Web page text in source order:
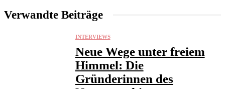
Verwandte Beiträge
INTERVIEWS
Neue Wege unter freiem
Himmel: Die
Gründerinnen des